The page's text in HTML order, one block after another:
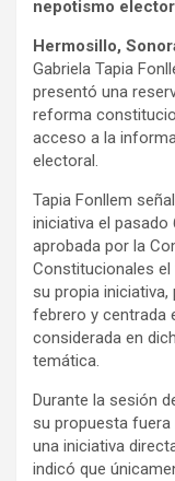
nepotismo
Hermosillo,
Gabriela Tapia
presentó una
reforma
acceso a la
electoral.
Tapia Fonllem
iniciativa el
aprobada por la
Constitucionales el
su propia
febrero y centrada
considerada en
temática.
Durante la sesión
su propuesta
una iniciativa
indicó que